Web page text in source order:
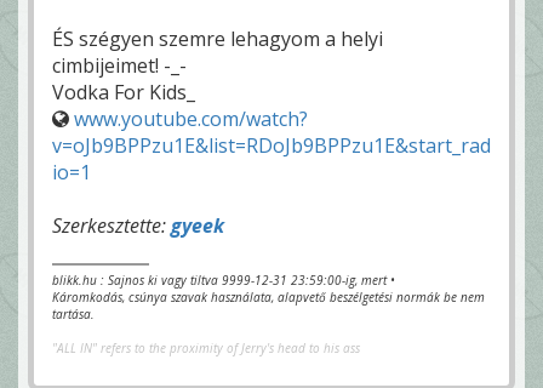
ÉS szégyen szemre lehagyom a helyi
cimbijeimet! -_-
Vodka For Kids_
www.youtube.com/watch?
v=oJb9BPPzu1E&list=RDoJb9BPPzu1E&start_rad
io=1
Szerkesztette:gyeek
blikk.hu : Sajnos ki vagy tiltva 9999-12-31 23:59:00-ig, mert •
Káromkodás, csúnya szavak használata, alapvető beszélgetési normák be nem
tartása.
"ALL IN" refers to the proximity of Jerry's head to his ass